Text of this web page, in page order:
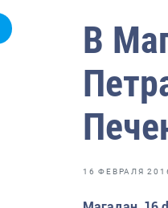
Отраслевые СМИ
Выставки и конференции
Научно-практическая литература
Рыбоохрана России
Большая африканская
Укрепление духовно-нравственных
В
16 ФЕВРАЛЯ